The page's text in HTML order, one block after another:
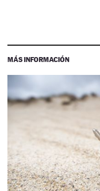
MÁS INFORMACIÓN